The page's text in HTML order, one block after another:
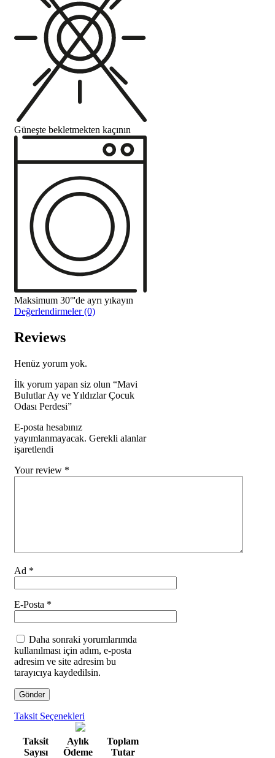
Güneşte bekletmekten kaçının
Maksimum 30°'de ayrı yıkayın
Değerlendirmeler (0)
Reviews
Henüz yorum yok.
İlk yorum yapan siz olun “Mavi
Bulutlar Ay ve Yıldızlar Çocuk
Odası Perdesi”
E-posta hesabınız
yayımlanmayacak. Gerekli alanlar
işaretlendi
Your review *
Ad *
E-Posta *
Daha sonraki yorumlarımda
kullanılması için adım, e-posta
adresim ve site adresim bu
tarayıcıya kaydedilsin.
Taksit Seçenekleri
Taksit
Sayısı
Aylık
Ödeme
Toplam
Tutar